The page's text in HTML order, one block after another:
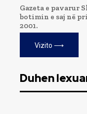
Gazeta e pavarur
botimin e saj në
2001.
Vizito ⟶
Duhen